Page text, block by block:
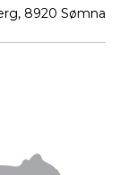
8920 Sømna